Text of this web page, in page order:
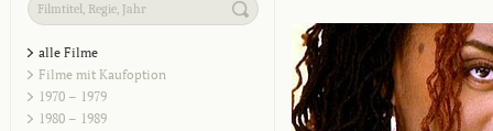
alle Filme
Filme mit Kaufoption
1970 – 1979
1980 – 1989